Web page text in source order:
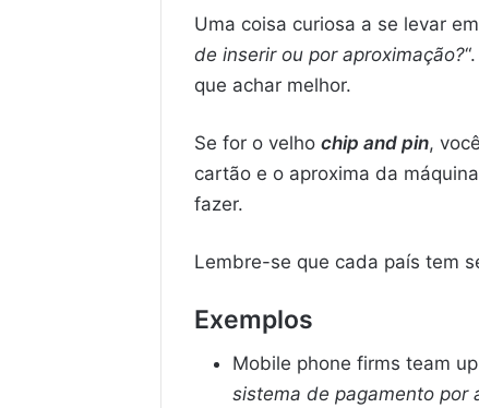
Uma coisa curiosa a se levar
de inserir ou por aproximação?
que achar melhor.
Se for o velho chip and pin,
cartão e o aproxima da
fazer.
Lembre-se que cada país tem
Exemplos
Mobile phone firms team
sistema de pagamento por